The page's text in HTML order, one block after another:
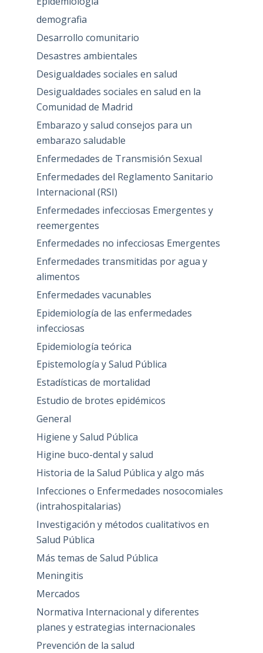
demografia
Desarrollo comunitario
Desastres ambientales
Desigualdades sociales en salud
Desigualdades sociales en salud en la
Comunidad de Madrid
Embarazo y salud consejos para un
embarazo saludable
Enfermedades de Transmisión Sexual
Enfermedades del Reglamento Sanitario
Internacional (RSI)
Enfermedades infecciosas Emergentes y
reemergentes
Enfermedades no infecciosas Emergentes
Enfermedades transmitidas por agua y
alimentos
Enfermedades vacunables
Epidemiología de las enfermedades
infecciosas
Epidemiología teórica
Epistemología y Salud Pública
Estadísticas de mortalidad
Estudio de brotes epidémicos
General
Higiene y Salud Pública
Higine buco-dental y salud
Historia de la Salud Pública y algo más
Infecciones o Enfermedades nosocomiales
(intrahospitalarias)
Investigación y métodos cualitativos en
Salud Pública
Más temas de Salud Pública
Meningitis
Mercados
Normativa Internacional y diferentes
planes y estrategias internacionales
Prevención de la salud